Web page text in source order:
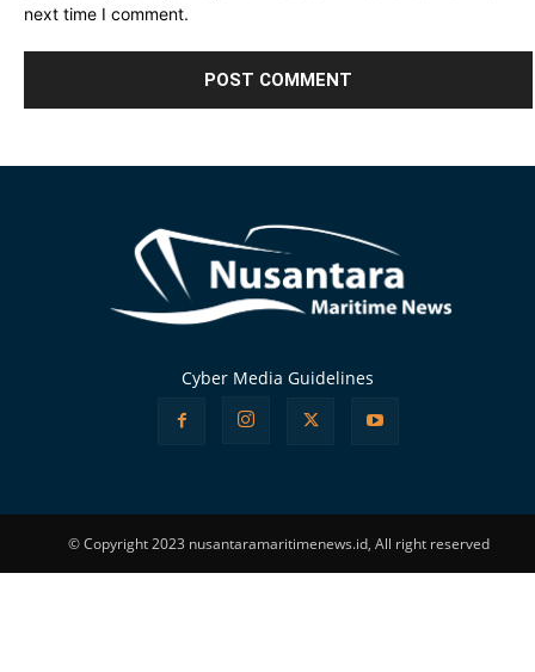
next time I comment.
Cyber Media Guidelines
© Copyright 2023 nusantaramaritimenews.id, All right reserved